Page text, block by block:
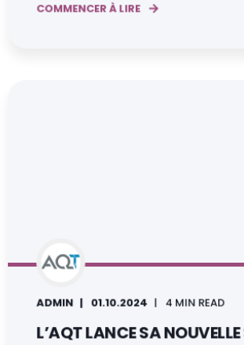
COMMENCER À LIRE
ADMIN 01.10.2024 4 MIN READ
L’AQT LANCE SA